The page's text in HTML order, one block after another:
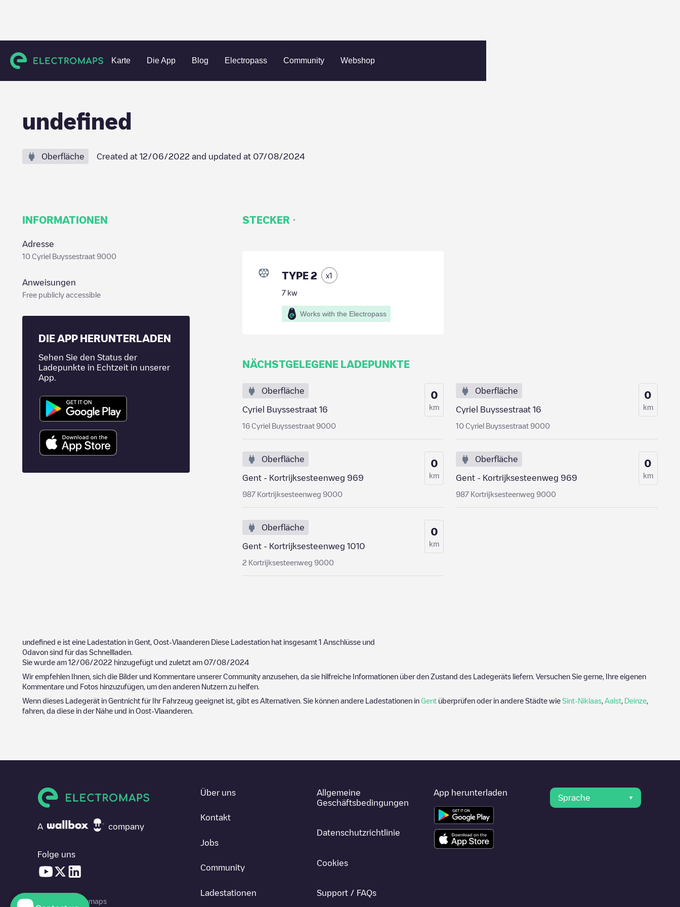
Karte Die App Blog Electropass Community Webshop
Charging stations Belgien Oost-Vlaanderen Gent undefined
undefined
Oberfläche Created at 12/06/2022 and updated at 07/08/2024
INFORMATIONEN
Adresse
10 Cyriel Buyssestraat 9000
Anweisungen
Free publicly accessible
DIE APP HERUNTERLADEN
Sehen Sie den Status der
Ladepunkte in Echtzeit in unserer
App.
STECKER ·
TYPE 2 x1
7kw
Works with the Electropass
NÄCHSTGELEGENE LADEPUNKTE
Oberfläche
Cyriel Buyssestraat 16
16 Cyriel Buyssestraat 9000
0
km
Oberfläche
Cyriel Buyssestraat 16
10 Cyriel Buyssestraat 9000
0
km
Oberfläche
Gent - Kortrijksesteenweg 969
987 Kortrijksesteenweg 9000
0
km
Oberfläche
Gent - Kortrijksesteenweg 969
987 Kortrijksesteenweg 9000
0
km
Oberfläche
Gent - Kortrijksesteenweg 1010
2 Kortrijksesteenweg 9000
0
km
undefined e ist eine Ladestation in Gent Oost-Vlaanderen Diese Ladestation hat insgesamt 1 Anschlüsse und
0davon sind für das Schnellladen.
Sie wurde am 12/06/2022 hinzugefügt und zuletzt am 07/08/2024
Wir empfehlen Ihnen, sich die Bilder und Kommentare unserer Community anzusehen, da sie hilfreiche Informationen über den Zustand des Ladegeräts liefern. Versuchen Sie gerne, Ihre eigenen
Kommentare und Fotos hinzuzufügen, um den anderen Nutzern zu helfen.
Wenn dieses Ladegerät in Gentnicht für Ihr Fahrzeug geeignet ist, gibt es Alternativen. Sie können andere Ladestationen in Gent überprüfen oder in andere Städte wie Sint-Niklaas Aalst Deinze
fahren, da diese in der Nähe und in Oost-Vlaanderen
A company
Folge uns
© 2026 Electromaps
Über uns
Kontakt
Jobs
Community
Ladestationen
Allgemeine
Geschäftsbedingungen
Datenschutzrichtlinie
Cookies
Support / FAQs
App herunterladen
Sprache